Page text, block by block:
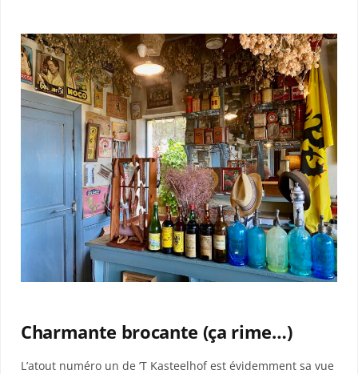
Charmante brocante (ça rime…)
L’atout numéro un de ’T Kasteelhof est évidemment sa vue